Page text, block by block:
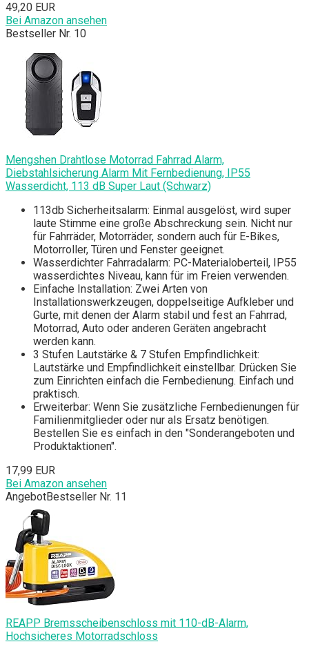
49,20 EUR
Bei Amazon ansehen
Bestseller Nr. 10
Mengshen Drahtlose Motorrad Fahrrad Alarm,
Diebstahlsicherung Alarm Mit Fernbedienung, IP55
Wasserdicht, 113 dB Super Laut (Schwarz)
113db Sicherheitsalarm: Einmal ausgelöst, wird super
laute Stimme eine große Abschreckung sein. Nicht nur
für Fahrräder, Motorräder, sondern auch für E-Bikes,
Motorroller, Türen und Fenster geeignet.
Wasserdichter Fahrradalarm: PC-Materialoberteil, IP55
wasserdichtes Niveau, kann für im Freien verwenden.
Einfache Installation: Zwei Arten von
Installationswerkzeugen, doppelseitige Aufkleber und
Gurte, mit denen der Alarm stabil und fest an Fahrrad,
Motorrad, Auto oder anderen Geräten angebracht
werden kann.
3 Stufen Lautstärke & 7 Stufen Empfindlichkeit:
Lautstärke und Empfindlichkeit einstellbar. Drücken Sie
zum Einrichten einfach die Fernbedienung. Einfach und
praktisch.
Erweiterbar: Wenn Sie zusätzliche Fernbedienungen für
Familienmitglieder oder nur als Ersatz benötigen.
Bestellen Sie es einfach in den "Sonderangeboten und
Produktaktionen".
17,99 EUR
Bei Amazon ansehen
AngebotBestseller Nr. 11
REAPP Bremsscheibenschloss mit 110-dB-Alarm,
Hochsicheres Motorradschloss